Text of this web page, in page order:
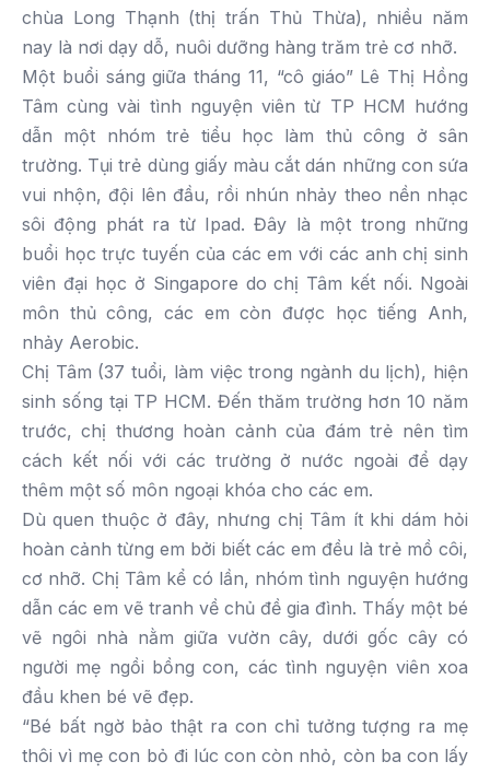
chùa Long Thạnh (thị trấn Thủ Thừa), nhiều năm
nay là nơi dạy dỗ, nuôi dưỡng hàng trăm trẻ cơ nhỡ.
Một buổi sáng giữa tháng 11, “cô giáo” Lê Thị Hồng
Tâm cùng vài tình nguyện viên từ TP HCM hướng
dẫn một nhóm trẻ tiểu học làm thủ công ở sân
trường. Tụi trẻ dùng giấy màu cắt dán những con sứa
vui nhộn, đội lên đầu, rồi nhún nhảy theo nền nhạc
sôi động phát ra từ Ipad. Đây là một trong những
buổi học trực tuyến của các em với các anh chị sinh
viên đại học ở Singapore do chị Tâm kết nối. Ngoài
môn thủ công, các em còn được học tiếng Anh,
nhảy Aerobic.
Chị Tâm (37 tuổi, làm việc trong ngành du lịch), hiện
sinh sống tại TP HCM. Đến thăm trường hơn 10 năm
trước, chị thương hoàn cảnh của đám trẻ nên tìm
cách kết nối với các trường ở nước ngoài để dạy
thêm một số môn ngoại khóa cho các em.
Dù quen thuộc ở đây, nhưng chị Tâm ít khi dám hỏi
hoàn cảnh từng em bởi biết các em đều là trẻ mồ côi,
cơ nhỡ. Chị Tâm kể có lần, nhóm tình nguyện hướng
dẫn các em vẽ tranh về chủ đề gia đình. Thấy một bé
vẽ ngôi nhà nằm giữa vườn cây, dưới gốc cây có
người mẹ ngồi bồng con, các tình nguyện viên xoa
đầu khen bé vẽ đẹp.
“Bé bất ngờ bảo thật ra con chỉ tưởng tượng ra mẹ
thôi vì mẹ con bỏ đi lúc con còn nhỏ, còn ba con lấy